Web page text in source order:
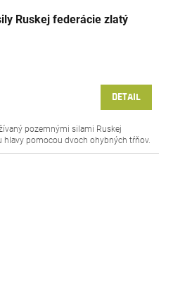
Ruskej federácie zlatý
DETAIL
pozemnými silami Ruskej
hlavy pomocou dvoch ohybných tŕňov.